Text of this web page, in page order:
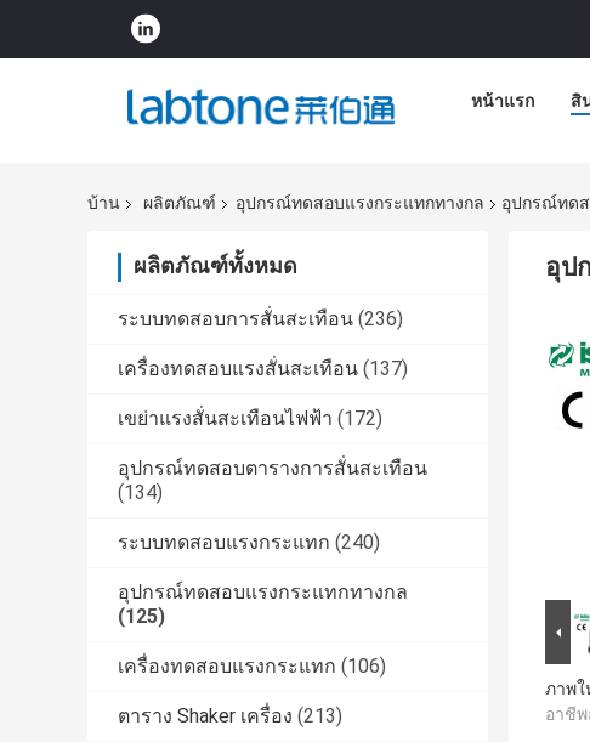
หน้าแรก สิ
บ้าน ผลิตภัณฑ์ อุปกรณ์ทดสอบแรงกระแทกทางกล อุปกรณ์ทด
ผลิตภัณฑ์ทั้งหมด
ระบบทดสอบการสั่นสะเทือน (236)
เครื่องทดสอบแรงสั่นสะเทือน (137)
เขย่าแรงสั่นสะเทือนไฟฟ้า (172)
อุปกรณ์ทดสอบตารางการสั่นสะเทือน
(134)
ระบบทดสอบแรงกระแทก (240)
อุปกรณ์ทดสอบแรงกระแทกทางกล
(125)
เครื่องทดสอบแรงกระแทก (106)
ตาราง Shaker เครื่อง (213)
อุป
ภาพใ
อาชี